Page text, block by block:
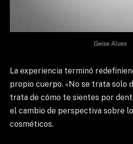
Geise Alves
La experiencia terminó
propio cuerpo. «No se trata solo
trata de cómo te sientes por
el cambio de perspectiva sobre
cosméticos.